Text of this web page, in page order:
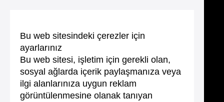
Bu web sitesindeki çerezler için
ayarlarınız
Bu web sitesi, işletim için gerekli olan,
sosyal ağlarda içerik paylaşmanıza veya
ilgi alanlarınıza uygun reklam
görüntülenmesine olanak tanıyan